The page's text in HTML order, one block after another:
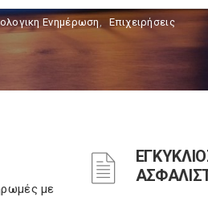
Ενημέρωση, Επιχειρήσεις
με